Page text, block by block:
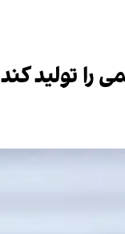
را تولید کند